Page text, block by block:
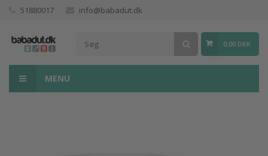
51880017 info@babadut.dk
0,00 DKK
MENU